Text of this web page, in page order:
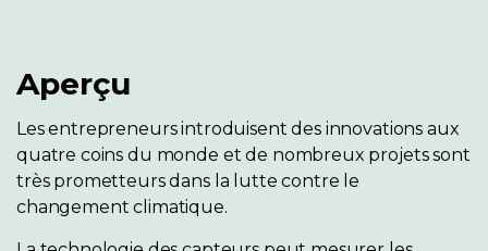
Aperçu
Les entrepreneurs introduisent des innovations aux
quatre coins du monde et de nombreux projets sont
très prometteurs dans la lutte contre le
changement climatique.